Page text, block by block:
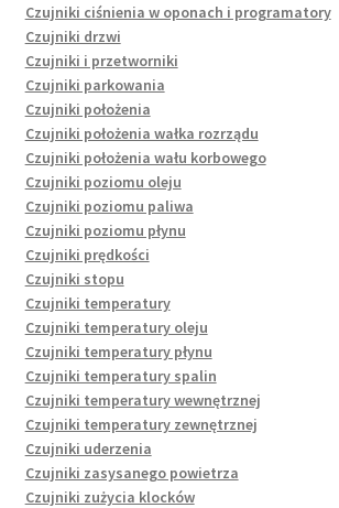
Czujniki ciśnienia w oponach i programatory
Czujniki drzwi
Czujniki i przetworniki
Czujniki parkowania
Czujniki położenia
Czujniki położenia wałka rozrządu
Czujniki położenia wału korbowego
Czujniki poziomu oleju
Czujniki poziomu paliwa
Czujniki poziomu płynu
Czujniki prędkości
Czujniki stopu
Czujniki temperatury
Czujniki temperatury oleju
Czujniki temperatury płynu
Czujniki temperatury spalin
Czujniki temperatury wewnętrznej
Czujniki temperatury zewnętrznej
Czujniki uderzenia
Czujniki zasysanego powietrza
Czujniki zużycia klocków